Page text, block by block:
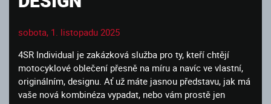
sobota, 1. listopadu 2025
4SR Individual je zakázková služba pro ty, kteří chtějí
motocyklové oblečení přesně na míru a navíc ve vlastní,
originálním, designu. Ať už máte jasnou představu, jak má
vaše nová kombinéza vypadat, nebo vám prostě jen